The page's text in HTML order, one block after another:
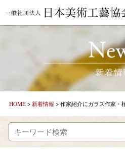
ごあいさつ
新着情報
コラム「美しとき」
コラム「美しい日本のこと
HOME> 新着情報 > 作家紹介にガラス作家・